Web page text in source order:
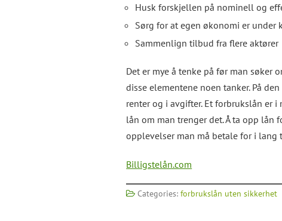
Husk forskjellen på nominell og
Sørg for at egen økonomi er under
Sammenlign tilbud fra flere aktører
Det er mye å tenke på før man søker
disse elementene noen tanker. På
renter og i avgifter. Et forbrukslån er
lån om man trenger det. Å ta opp lån
opplevelser man må betale for i lang
Billigstelån.com
Categories:forbrukslån uten sikkerhet